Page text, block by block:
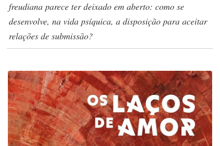
freudiana parece ter deixado em aberto: como se
desenvolve, na vida psíquica, a disposição para aceitar
relações de submissão?